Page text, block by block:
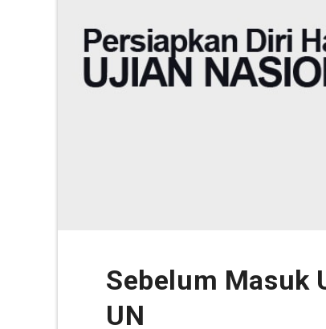
Sebelum Masuk
UN